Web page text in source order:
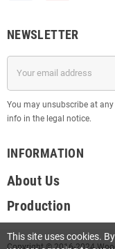
NEWSLETTER
You may unsubscribe at
info in the legal notice.
INFORMATION
About Us
Production
Copyright © 2016-2024
This site uses cookies.